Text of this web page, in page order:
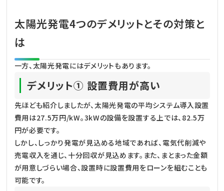
太陽光発電4つのデメリットとその対策と
は
一方、太陽光発電にはデメリットもあります。
デメリット① 設置費用が高い
先ほども紹介しましたが、太陽光発電の平均システム導入設置
費用は27.5万円/kW。3kWの設備を設置する上では、82.5万
円が必要です。
しかし、しっかり発電が見込める地域であれば、電気代削減や
売電収入を通じ、十分回収が見込めます。また、まとまった金額
が用意しづらい場合、設置時に設置費用をローンを組むことも
可能です。